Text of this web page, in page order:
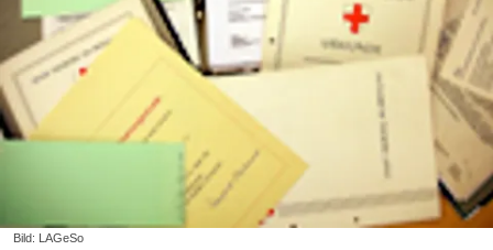
Bild: LAGeSo